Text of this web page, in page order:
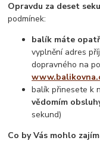
Opravdu za deset
podmínek:
balík máte
vyplnění adres
dopravného na
balík přinesete k
vědomím
sekund)
Co by Vás mohlo